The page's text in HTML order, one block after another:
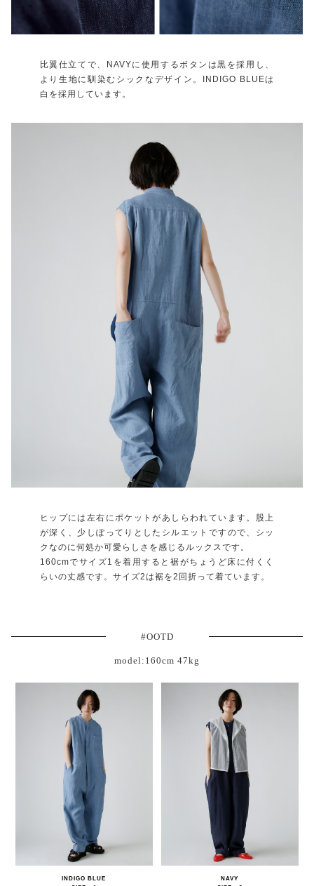
比翼仕立てで、NAVYに使用するボタンは黒を採用し、
より生地に馴染むシックなデザイン。INDIGO BLUEは
白を採用しています。
ヒップには左右にポケットがあしらわれています。股上
が深く、少しぽってりとしたシルエットですので、シッ
クなのに何処か可愛らしさを感じるルックスです。
160cmでサイズ1を着用すると裾がちょうど床に付くく
らいの丈感です。サイズ2は裾を2回折って着ています。
#OOTD
model:160cm 47kg
INDIGO BLUE
NAVY